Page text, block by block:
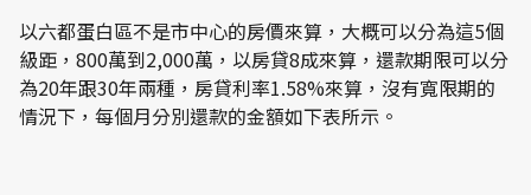
以六都蛋白區不是市中心的房價來算，大概可以分為這5個
級距，800萬到2,000萬，以房貸8成來算，還款期限可以分
為20年跟30年兩種，房貸利率1.58%來算，沒有寬限期的
情況下，每個月分別還款的金額如下表所示。